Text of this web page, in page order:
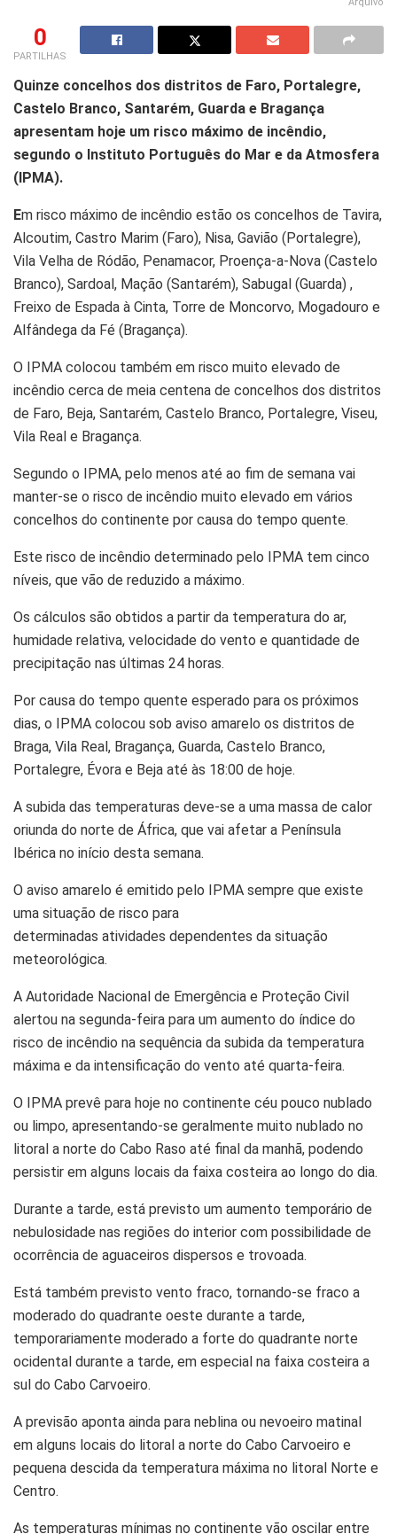
Arquivo
0
PARTILHAS
Quinze concelhos dos distritos de Faro, Portalegre,
Castelo Branco, Santarém, Guarda e Bragança
apresentam hoje um risco máximo de incêndio,
segundo o Instituto Português do Mar e da Atmosfera
(IPMA).
Em risco máximo de incêndio estão os concelhos de Tavira,
Alcoutim, Castro Marim (Faro), Nisa, Gavião (Portalegre),
Vila Velha de Ródão, Penamacor, Proença-a-Nova (Castelo
Branco), Sardoal, Mação (Santarém), Sabugal (Guarda) ,
Freixo de Espada à Cinta, Torre de Moncorvo, Mogadouro e
Alfândega da Fé (Bragança).
O IPMA colocou também em risco muito elevado de
incêndio cerca de meia centena de concelhos dos distritos
de Faro, Beja, Santarém, Castelo Branco, Portalegre, Viseu,
Vila Real e Bragança.
Segundo o IPMA, pelo menos até ao fim de semana vai
manter-se o risco de incêndio muito elevado em vários
concelhos do continente por causa do tempo quente.
Este risco de incêndio determinado pelo IPMA tem cinco
níveis, que vão de reduzido a máximo.
Os cálculos são obtidos a partir da temperatura do ar,
humidade relativa, velocidade do vento e quantidade de
precipitação nas últimas 24 horas.
Por causa do tempo quente esperado para os próximos
dias, o IPMA colocou sob aviso amarelo os distritos de
Braga, Vila Real, Bragança, Guarda, Castelo Branco,
Portalegre, Évora e Beja até às 18:00 de hoje.
A subida das temperaturas deve-se a uma massa de calor
oriunda do norte de África, que vai afetar a Península
Ibérica no início desta semana.
O aviso amarelo é emitido pelo IPMA sempre que existe
uma situação de risco para
determinadas atividades dependentes da situação
meteorológica.
A Autoridade Nacional de Emergência e Proteção Civil
alertou na segunda-feira para um aumento do índice do
risco de incêndio na sequência da subida da temperatura
máxima e da intensificação do vento até quarta-feira.
O IPMA prevê para hoje no continente céu pouco nublado
ou limpo, apresentando-se geralmente muito nublado no
litoral a norte do Cabo Raso até final da manhã, podendo
persistir em alguns locais da faixa costeira ao longo do dia.
Durante a tarde, está previsto um aumento temporário de
nebulosidade nas regiões do interior com possibilidade de
ocorrência de aguaceiros dispersos e trovoada.
Está também previsto vento fraco, tornando-se fraco a
moderado do quadrante oeste durante a tarde,
temporariamente moderado a forte do quadrante norte
ocidental durante a tarde, em especial na faixa costeira a
sul do Cabo Carvoeiro.
A previsão aponta ainda para neblina ou nevoeiro matinal
em alguns locais do litoral a norte do Cabo Carvoeiro e
pequena descida da temperatura máxima no litoral Norte e
Centro.
As temperaturas mínimas no continente vão oscilar entre